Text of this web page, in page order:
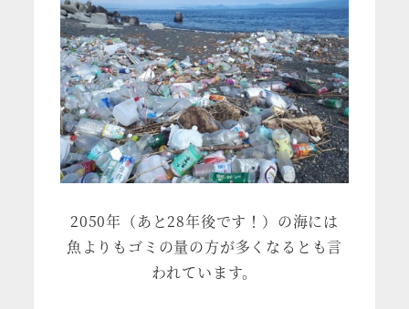
2050年（あと28年後です！）の海には
魚よりもゴミの量の方が多くなるとも言
われています。